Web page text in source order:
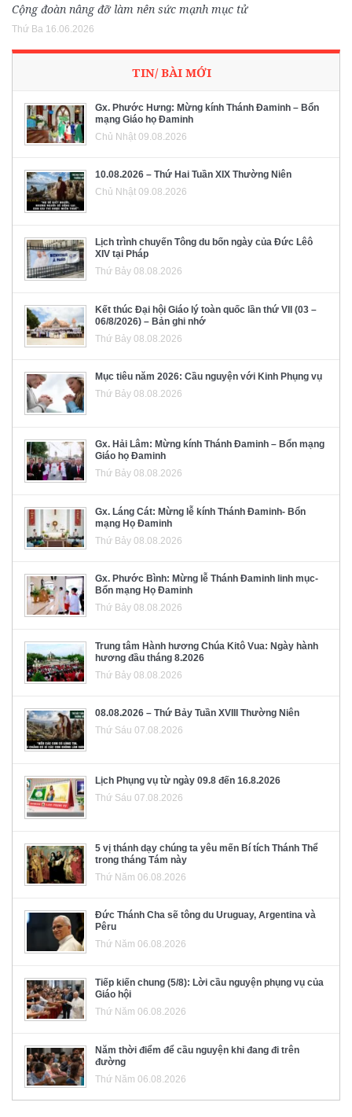
Cộng đoàn nâng đỡ làm nên sức mạnh mục tử
Thứ Ba 16.06.2026
TIN/ BÀI MỚI
Gx. Phước Hưng: Mừng kính Thánh Đaminh – Bổn
mạng Giáo họ Đaminh
Chủ Nhật 09.08.2026
10.08.2026 – Thứ Hai Tuần XIX Thường Niên
Chủ Nhật 09.08.2026
Lịch trình chuyến Tông du bốn ngày của Đức Lêô
XIV tại Pháp
Thứ Bảy 08.08.2026
Kết thúc Đại hội Giáo lý toàn quốc lần thứ VII (03 –
06/8/2026) – Bản ghi nhớ
Thứ Bảy 08.08.2026
Mục tiêu năm 2026: Cầu nguyện với Kinh Phụng vụ
Thứ Bảy 08.08.2026
Gx. Hải Lâm: Mừng kính Thánh Đaminh – Bổn mạng
Giáo họ Đaminh
Thứ Bảy 08.08.2026
Gx. Láng Cát: Mừng lễ kính Thánh Đaminh- Bổn
mạng Họ Đaminh
Thứ Bảy 08.08.2026
Gx. Phước Bình: Mừng lễ Thánh Đaminh linh mục-
Bổn mạng Họ Đaminh
Thứ Bảy 08.08.2026
Trung tâm Hành hương Chúa Kitô Vua: Ngày hành
hương đầu tháng 8.2026
Thứ Bảy 08.08.2026
08.08.2026 – Thứ Bảy Tuần XVIII Thường Niên
Thứ Sáu 07.08.2026
Lịch Phụng vụ từ ngày 09.8 đến 16.8.2026
Thứ Sáu 07.08.2026
5 vị thánh dạy chúng ta yêu mến Bí tích Thánh Thể
trong tháng Tám này
Thứ Năm 06.08.2026
Đức Thánh Cha sẽ tông du Uruguay, Argentina và
Pêru
Thứ Năm 06.08.2026
Tiếp kiến chung (5/8): Lời cầu nguyện phụng vụ của
Giáo hội
Thứ Năm 06.08.2026
Năm thời điểm để cầu nguyện khi đang đi trên
đường
Thứ Năm 06.08.2026